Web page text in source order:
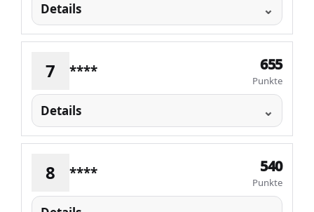
Details
7 **** 655
Punkte
Details
8 **** 540
Punkte